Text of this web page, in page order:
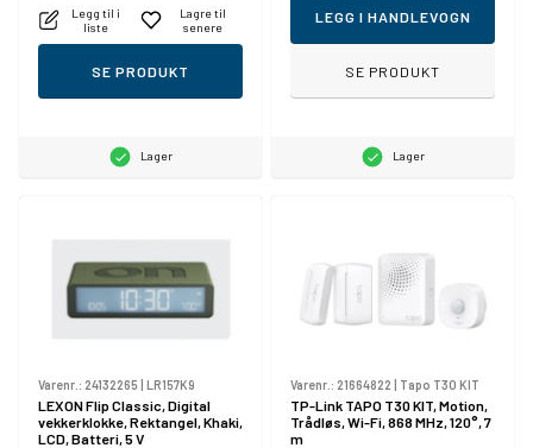
Legg til i
liste
Lagre til
senere
SE PRODUKT
Lager
LEGG I HANDLEVOGN
SE PRODUKT
Lager
Varenr.: 24132265| LR157K9
LEXON Flip Classic, Digital
vekkerklokke, Rektangel, Khaki,
LCD, Batteri, 5 V
Varenr.: 21664822 | Tapo T30 KIT
TP-Link TAPO T30 KIT, Motion,
Trådløs, Wi-Fi, 868 MHz, 120°, 7
m